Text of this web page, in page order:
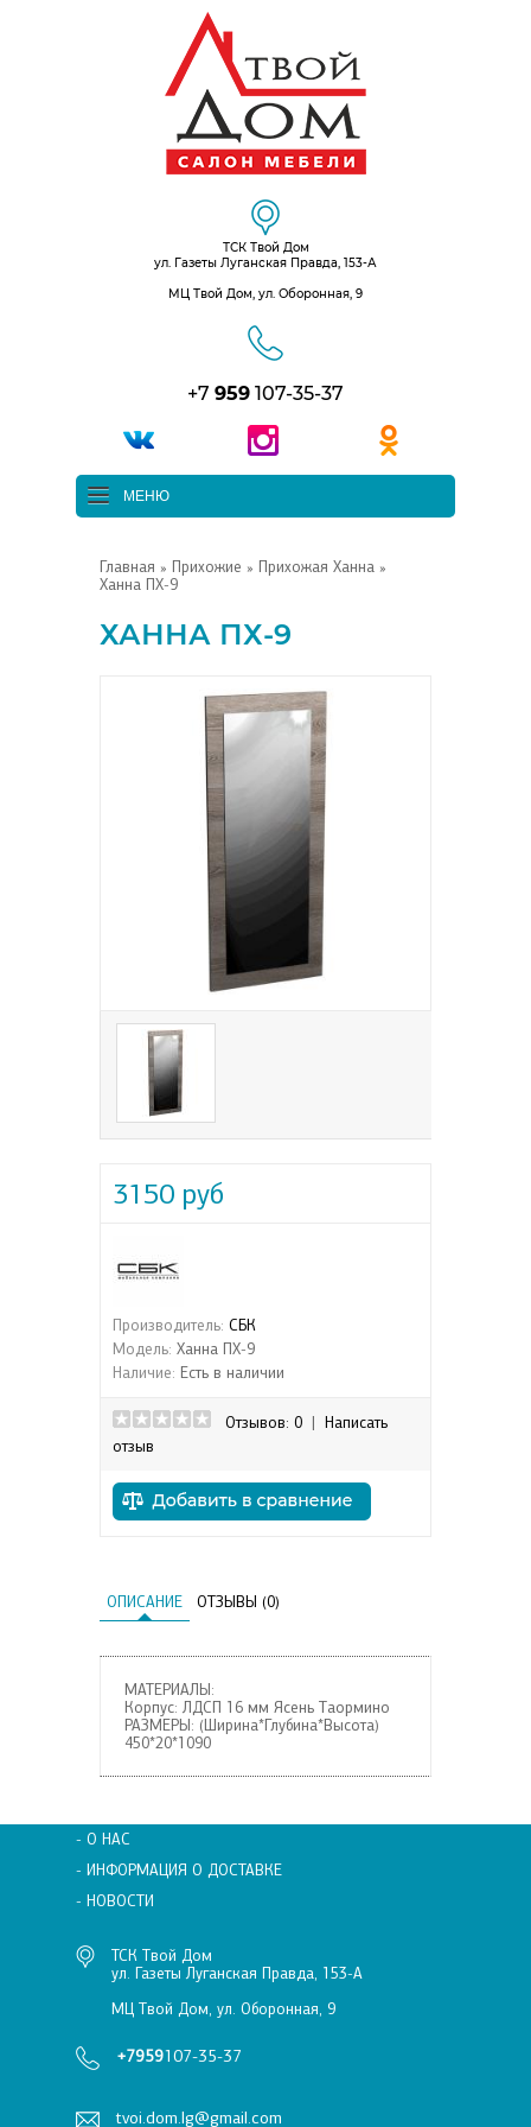
ТСК Твой Дом
ул. Газеты Луганская Правда, 153-А
МЦ Твой Дом, ул. Оборонная, 9
+7 959 107-35-37
МЕНЮ
Главная » Прихожие » Прихожая Ханна »
Ханна ПХ-9
ХАННА ПХ-9
3150 руб
Производитель: СБК
Модель: Ханна ПХ-9
Наличие: Есть в наличии
Отзывов: 0
Написать
отзыв
ОПИСАНИЕ ОТЗЫВЫ (0)
МАТЕРИАЛЫ:
Корпус: ЛДСП 16 мм Ясень Таормино
РАЗМЕРЫ: (Ширина*Глубина*Высота)
450*20*1090
- О НАС
- ИНФОРМАЦИЯ О ДОСТАВКЕ
- НОВОСТИ
ТСК Твой Дом
ул. Газеты Луганская Правда, 153-А
МЦ Твой Дом, ул. Оборонная, 9
+7959107-35-37
tvoi.dom.lg@gmail.com